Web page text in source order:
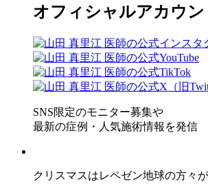
オフィシャルアカウン
SNS限定のモニター募集や
最新の症例・人気施術情報を発信
クリスマスはレペゼン地球の方々